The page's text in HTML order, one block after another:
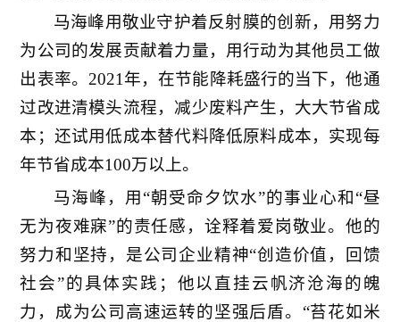
马海峰用敬业守护着反射膜的创新，用努力
为公司的发展贡献着力量，用行动为其他员工做
出表率。2021年，在节能降耗盛行的当下，他通
过改进清模头流程，减少废料产生，大大节省成
本；还试用低成本替代料降低原料成本，实现每
年节省成本100万以上。
马海峰，用“朝受命夕饮水”的事业心和“昼
无为夜难寐”的责任感，诠释着爱岗敬业。他的
努力和坚持，是公司企业精神“创造价值，回馈
社会”的具体实践；他以直挂云帆济沧海的魄
力，成为公司高速运转的坚强后盾。“苔花如米